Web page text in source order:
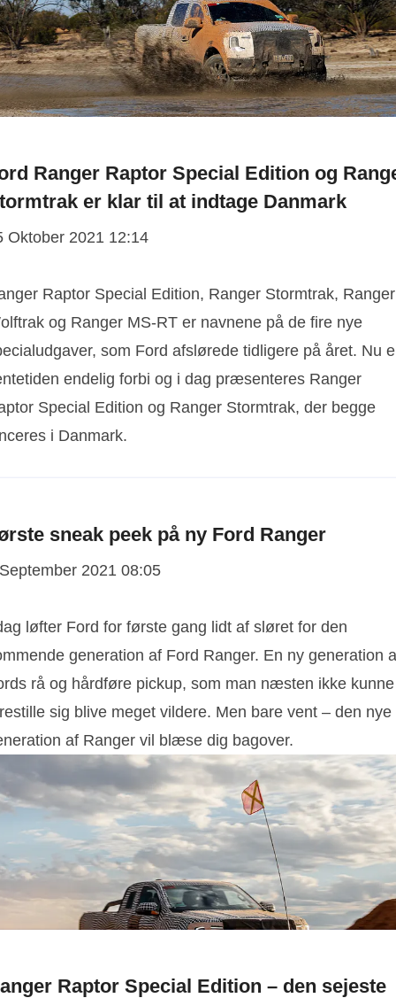
Ranger Raptor Special Edition og
er klar til at indtage Danmark
Oktober 2021 12:14
Raptor Special Edition, Ranger Stormtrak, Ranger
og Ranger MS-RT er navnene på de fire nye
som Ford afslørede tidligere på året. Nu
endelig forbi og i dag præsenteres Ranger
Special Edition og Ranger Stormtrak, der begge
i Danmark.
sneak peek på ny Ford Ranger
2021 08:05
løfter Ford for første gang lidt af sløret for den
generation af Ford Ranger. En ny generation
rå og hårdføre pickup, som man næsten ikke kunne
sig blive meget vildere. Men bare vent – den nye
af Ranger vil blæse dig bagover.
Raptor Special Edition – den sejeste